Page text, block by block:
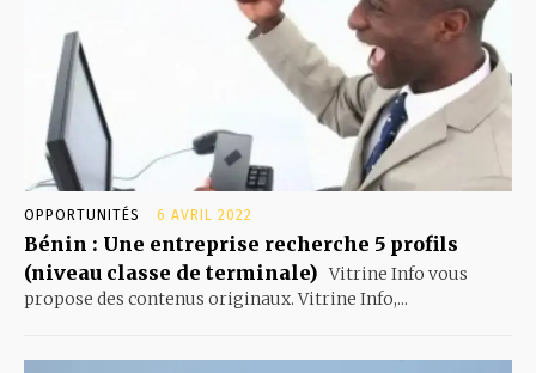
OPPORTUNITÉS 6 AVRIL 2022
Bénin : Une entreprise recherche 5 profils
(niveau classe de terminale) Vitrine Info vous
propose des contenus originaux. Vitrine Info,...